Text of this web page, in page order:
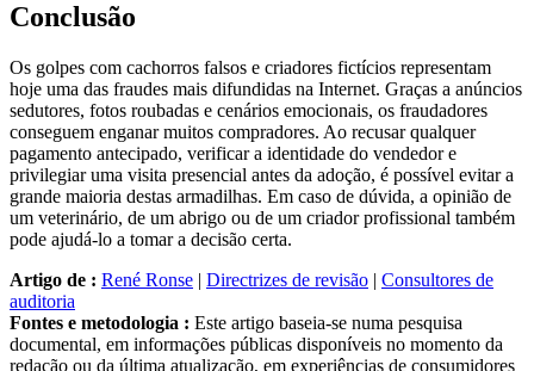
Conclusão
Os golpes com cachorros falsos e criadores fictícios representam
hoje uma das fraudes mais difundidas na Internet. Graças a anúncios
sedutores, fotos roubadas e cenários emocionais, os fraudadores
conseguem enganar muitos compradores. Ao recusar qualquer
pagamento antecipado, verificar a identidade do vendedor e
privilegiar uma visita presencial antes da adoção, é possível evitar a
grande maioria destas armadilhas. Em caso de dúvida, a opinião de
um veterinário, de um abrigo ou de um criador profissional também
pode ajudá-lo a tomar a decisão certa.
Artigo de : René Ronse | Directrizes de revisão | Consultores de
auditoria
Fontes e metodologia : Este artigo baseia-se numa pesquisa
documental, em informações públicas disponíveis no momento da
redação ou da última atualização, em experiências de consumidores